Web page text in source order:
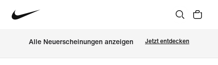
Alle Neuerscheinungen anzeigen Jetzt entdecken